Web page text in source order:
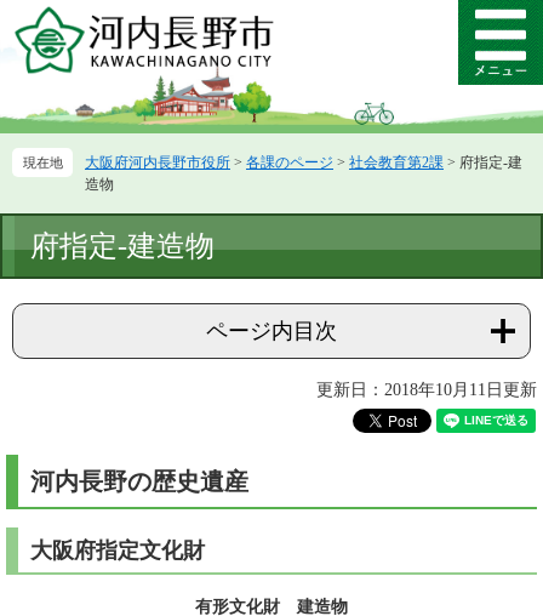
ー
先
ニ
を
て
メ
ニ
ー
大阪府河内長野市役所 > 各課のページ > 社会教育第2課 > 府指定-建
造物
文
府指定-建造物
ページ内目次
更新日：2018年10月11日更新
河内長野の歴史遺産
大阪府指定文化財
有形文化財 建造物